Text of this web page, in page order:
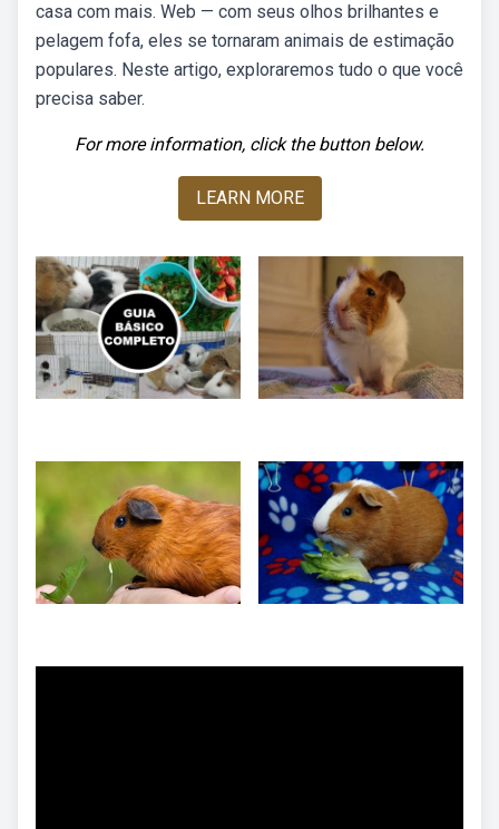
casa com mais. Web — com seus olhos brilhantes e
pelagem fofa, eles se tornaram animais de estimação
populares. Neste artigo, exploraremos tudo o que você
precisa saber.
For more information, click the button below.
LEARN MORE